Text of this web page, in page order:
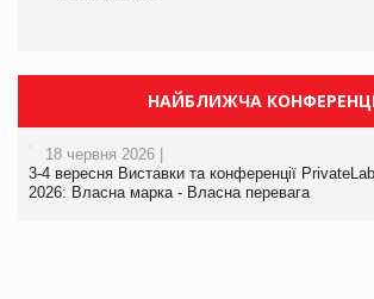
НАЙБЛИЖЧА
18 червня 2026 |
3-4 вересня Виставки та конференції
2026: Власна марка - Власна перевага